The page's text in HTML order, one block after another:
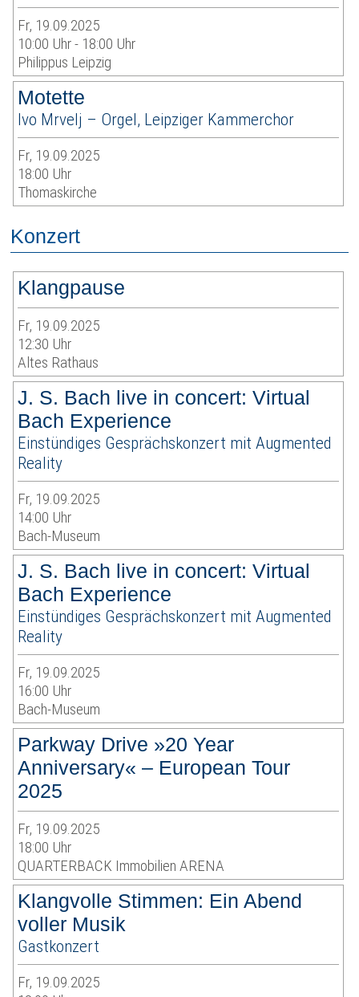
Fr, 19.09.2025
10:00 Uhr - 18:00 Uhr
Philippus Leipzig
Motette
Ivo Mrvelj – Orgel, Leipziger Kammerchor
Fr, 19.09.2025
18:00 Uhr
Thomaskirche
Konzert
Klangpause
Fr, 19.09.2025
12:30 Uhr
Altes Rathaus
J. S. Bach live in concert: Virtual
Bach Experience
Einstündiges Gesprächskonzert mit Augmented
Reality
Fr, 19.09.2025
14:00 Uhr
Bach-Museum
J. S. Bach live in concert: Virtual
Bach Experience
Einstündiges Gesprächskonzert mit Augmented
Reality
Fr, 19.09.2025
16:00 Uhr
Bach-Museum
Parkway Drive »20 Year
Anniversary« – European Tour
2025
Fr, 19.09.2025
18:00 Uhr
QUARTERBACK Immobilien ARENA
Klangvolle Stimmen: Ein Abend
voller Musik
Gastkonzert
Fr, 19.09.2025